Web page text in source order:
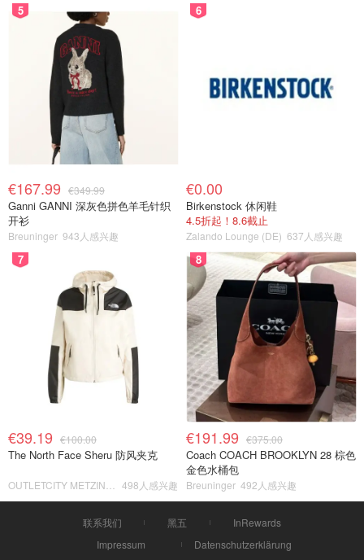
5
€167.99 €349.99
Ganni GANNI 深灰色拼色羊毛针织
开衫
Breuninger 943人感兴趣
6
€0.00
Birkenstock 休闲鞋
4.5折起！8.6截止
Zalando Lounge (DE) 637人感兴趣
7
€39.19 €100.00
The North Face Sheru 防风夹克
498人感兴趣
8
€191.99 €375.00
Coach COACH BROOKLYN 28 棕色
金色水桶包
Breuninger 492人感兴趣
联系我们 黑五
InRewards
Impressum
Datenschutzerklärung